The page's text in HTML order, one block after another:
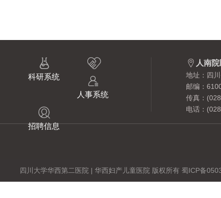

科研系统


人事系统

招聘信息
 人南
地址：四
邮编：
传真：
电话：
四川大学华西第二医院 | 华西妇产儿童医院 版权所有 蜀ICP备